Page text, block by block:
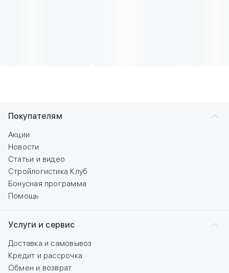
Покупателям
Акции
Новости
Статьи и видео
Стройлогистика Клуб
Бонусная программа
Помощь
Услуги и сервис
Доставка и самовывоз
Кредит и рассрочка
Обмен и возврат